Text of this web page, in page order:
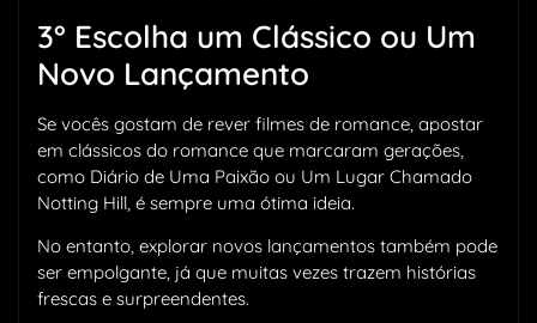
3° Escolha um Clássico ou Um
Novo Lançamento
Se vocês gostam de rever filmes de romance, apostar
em clássicos do romance que marcaram gerações,
como Diário de Uma Paixão ou Um Lugar Chamado
Notting Hill, é sempre uma ótima ideia.
No entanto, explorar novos lançamentos também pode
ser empolgante, já que muitas vezes trazem histórias
frescas e surpreendentes.